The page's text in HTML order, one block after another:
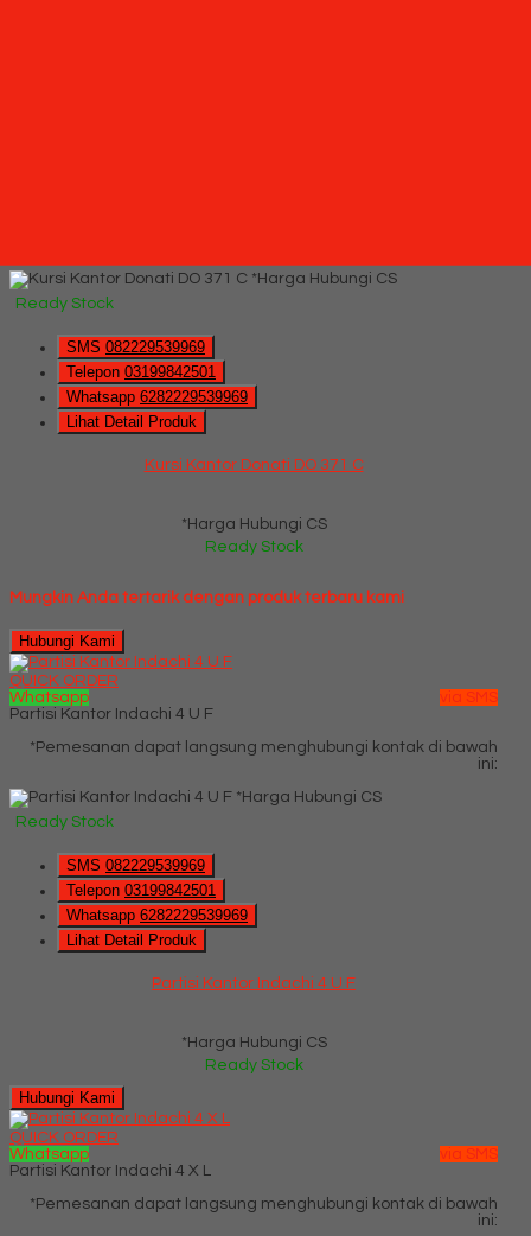
*Harga Hubungi CS
Ready Stock
SMS 082229539969
Telepon 03199842501
Whatsapp 6282229539969
Lihat Detail Produk
Kursi Kantor Donati DO 371 C
*Harga Hubungi CS
Ready Stock
Mungkin Anda tertarik dengan produk terbaru kami
Hubungi Kami
QUICK ORDER
Whatsapp
via SMS
Partisi Kantor Indachi 4 U F
*Pemesanan dapat langsung menghubungi kontak di bawah
ini:
*Harga Hubungi CS
Ready Stock
SMS 082229539969
Telepon 03199842501
Whatsapp 6282229539969
Lihat Detail Produk
Partisi Kantor Indachi 4 U F
*Harga Hubungi CS
Ready Stock
Hubungi Kami
QUICK ORDER
Whatsapp
via SMS
Partisi Kantor Indachi 4 X L
*Pemesanan dapat langsung menghubungi kontak di bawah
ini: